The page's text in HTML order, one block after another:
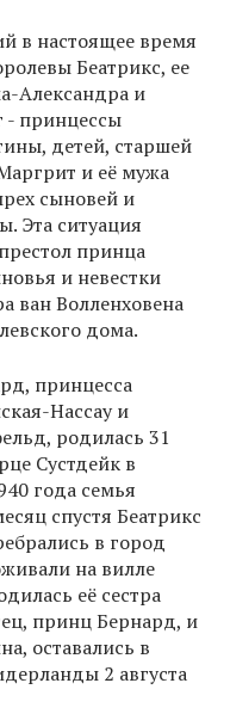
в настоящее время
Беатрикс, ее
Александра и
- принцессы
детей, старшей
и её мужа
сыновей и
Эта ситуация
принца
и невестки
ван Волленховена
дома.
принцесса
Нассау и
родилась 31
Сустдейк в
года семья
спустя Беатрикс
в город
на вилле
её сестра
принц Бернард, и
оставались в
2 августа